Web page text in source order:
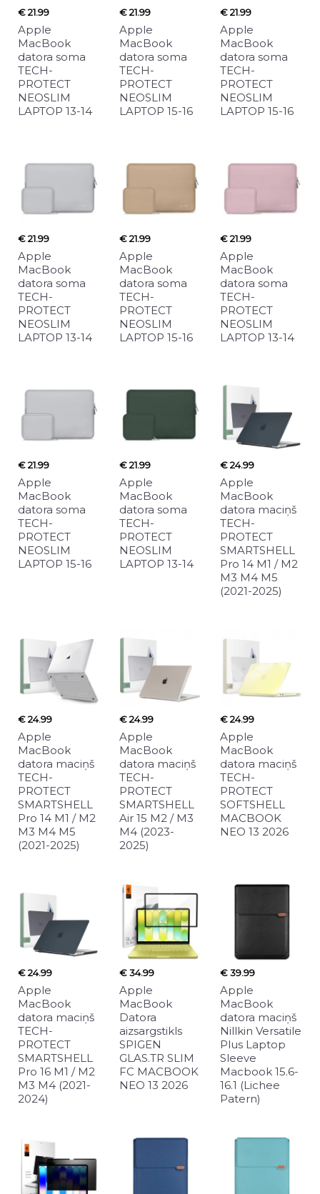
€ 21.99
Apple
MacBook
datora soma
TECH-
PROTECT
NEOSLIM
LAPTOP 13-14
€ 21.99
Apple
MacBook
datora soma
TECH-
PROTECT
NEOSLIM
LAPTOP 15-16
€ 21.99
Apple
MacBook
datora soma
TECH-
PROTECT
NEOSLIM
LAPTOP 15-16
€ 21.99
Apple
MacBook
datora soma
TECH-
PROTECT
NEOSLIM
LAPTOP 13-14
€ 21.99
Apple
MacBook
datora soma
TECH-
PROTECT
NEOSLIM
LAPTOP 15-16
€ 21.99
Apple
MacBook
datora soma
TECH-
PROTECT
NEOSLIM
LAPTOP 13-14
€ 21.99
Apple
MacBook
datora soma
TECH-
PROTECT
NEOSLIM
LAPTOP 15-16
€ 21.99
Apple
MacBook
datora soma
TECH-
PROTECT
NEOSLIM
LAPTOP 13-14
€ 24.99
Apple
MacBook
datora maciņš
TECH-
PROTECT
SMARTSHELL
Pro 14 M1 / M2
M3 M4 M5
(2021-2025)
€ 24.99
Apple
MacBook
datora maciņš
TECH-
PROTECT
SMARTSHELL
Pro 14 M1 / M2
M3 M4 M5
(2021-2025)
€ 24.99
Apple
MacBook
datora maciņš
TECH-
PROTECT
SMARTSHELL
Air 15 M2 / M3
M4 (2023-
2025)
€ 24.99
Apple
MacBook
datora maciņš
TECH-
PROTECT
SOFTSHELL
MACBOOK
NEO 13 2026
€ 24.99
Apple
MacBook
datora maciņš
TECH-
PROTECT
SMARTSHELL
Pro 16 M1 / M2
M3 M4 (2021-
2024)
€ 34.99
Apple
MacBook
Datora
aizsargstikls
SPIGEN
GLAS.TR SLIM
FC MACBOOK
NEO 13 2026
€ 39.99
Apple
MacBook
datora maciņš
Nillkin Versatile
Plus Laptop
Sleeve
Macbook 15.6-
16.1 (Lichee
Patern)